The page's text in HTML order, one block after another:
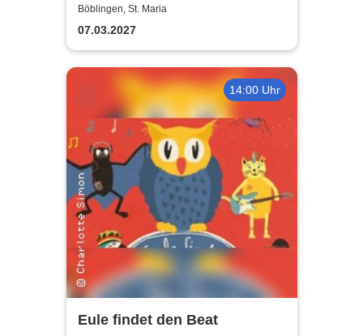
Songs of Leonard Cohen
Böblingen, St. Maria
07.03.2027
14:00 Uhr
Eule findet den Beat